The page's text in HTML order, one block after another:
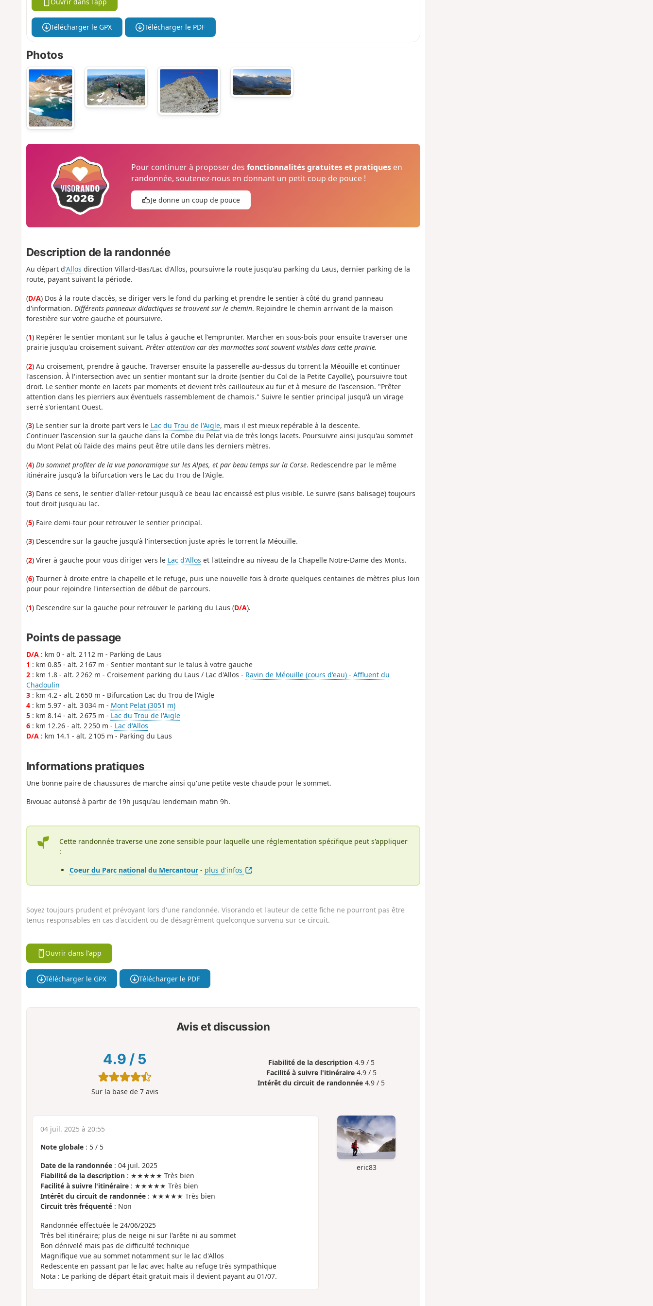
Télécharger le GPX Télécharger le PDF
Photos
Pour continuer à proposer desfonctionnalités gratuites et pratiques en
randonnée, soutenez-nous en donnant un petit coup de pouce !
Je donne un coup de pouce
Description de la randonnée
Au départ d'Allos direction Villard-Bas/Lac d'Allos, poursuivre la route jusqu'au parking du Laus, dernier parking de la
route, payant suivant la période.
(D/A) Dos à la route d'accès, se diriger vers le fond du parking et prendre le sentier à côté du grand panneau
d'information. Différents panneaux didactiques se trouvent sur le chemin. Rejoindre le chemin arrivant de la maison
forestière sur votre gauche et poursuivre.
(1) Repérer le sentier montant sur le talus à gauche et l'emprunter. Marcher en sous-bois pour ensuite traverser une
prairie jusqu'au croisement suivant. Prêter attention car des marmottes sont souvent visibles dans cette prairie.
(2) Au croisement, prendre à gauche. Traverser ensuite la passerelle au-dessus du torrent la Méouille et continuer
l'ascension. À l'intersection avec un sentier montant sur la droite (sentier du Col de la Petite Cayolle), poursuivre tout
droit. Le sentier monte en lacets par moments et devient très caillouteux au fur et à mesure de l'ascension. "Prêter
attention dans les pierriers aux éventuels rassemblement de chamois." Suivre le sentier principal jusqu'à un virage
serré s'orientant Ouest.
(3) Le sentier sur la droite part vers le Lac du Trou de l'Aigle, mais il est mieux repérable à la descente.
Continuer l'ascension sur la gauche dans la Combe du Pelat via de très longs lacets. Poursuivre ainsi jusqu'au sommet
du Mont Pelat où l'aide des mains peut être utile dans les derniers mètres.
(4) Du sommet profiter de la vue panoramique sur les Alpes, et par beau temps sur la Corse. Redescendre par le même
itinéraire jusqu'à la bifurcation vers le Lac du Trou de l'Aigle.
(3) Dans ce sens, le sentier d'aller-retour jusqu'à ce beau lac encaissé est plus visible. Le suivre (sans balisage) toujours
tout droit jusqu'au lac.
(5) Faire demi-tour pour retrouver le sentier principal.
(3) Descendre sur la gauche jusqu'à l'intersection juste après le torrent la Méouille.
(2) Virer à gauche pour vous diriger vers le Lac d'Allos et l'atteindre au niveau de la Chapelle Notre-Dame des Monts.
(6) Tourner à droite entre la chapelle et le refuge, puis une nouvelle fois à droite quelques centaines de mètres plus loin
pour pour rejoindre l'intersection de début de parcours.
(1) Descendre sur la gauche pour retrouver le parking du Laus (D/A).
Points de passage
D/A: km 0 - alt. 2 112 m - Parking de Laus
1 : km 0.85 - alt. 2 167 m - Sentier montant sur le talus à votre gauche
2: km 1.8 - alt. 2 262 m - Croisement parking du Laus / Lac d'Allos - Ravin de Méouille (cours d'eau) - Affluent du
Chadoulin
3: km 4.2 - alt. 2 650 m - Bifurcation Lac du Trou de l'Aigle
4: km 5.97 - alt. 3 034 m - Mont Pelat (3051 m)
5: km 8.14 - alt. 2 675 m - Lac du Trou de l'Aigle
6: km 12.26 - alt. 2 250 m - Lac d'Allos
D/A: km 14.1 - alt. 2 105 m - Parking du Laus
Informations pratiques
Une bonne paire de chaussures de marche ainsi qu'une petite veste chaude pour le sommet.
Bivouac autorisé à partir de 19h jusqu'au lendemain matin 9h.
Cette randonnée traverse une zone sensible pour laquelle une réglementation spécifique peut s'appliquer
:
Coeur du Parc national du Mercantour- plus d'infos
Soyez toujours prudent et prévoyant lors d'une randonnée. Visorando et l'auteur de cette fiche ne pourront pas être
tenus responsables en cas d'accident ou de désagrément quelconque survenu sur ce circuit.
Ouvrir dans l'app
Télécharger le GPX Télécharger le PDF
Avis et discussion
4.9 / 5
Sur la base de 7avis
Fiabilité de la description 4.9 / 5
Facilité à suivre l'itinéraire 4.9 / 5
Intérêt du circuit de randonnée 4.9 / 5
eric83
04 juil. 2025 à 20:55
Note globale: 5/ 5
Date de la randonnée: 04 juil. 2025
Fiabilité de la description: ★★★★★ Très bien
Facilité à suivre l'itinéraire: ★★★★★ Très bien
Intérêt du circuit de randonnée: ★★★★★ Très bien
Circuit très fréquenté: Non
Randonnée effectuée le 24/06/2025
Très bel itinéraire; plus de neige ni sur l'arête ni au sommet
Bon dénivelé mais pas de difficulté technique
Magnifique vue au sommet notamment sur le lac d'Allos
Redescente en passant par le lac avec halte au refuge très sympathique
Nota : Le parking de départ était gratuit mais il devient payant au 01/07.